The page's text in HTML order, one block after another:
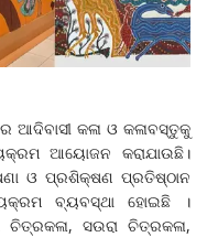
ଆଦିବାସୀ କଳା ଓ କଳାବସ୍ତୁକୁ
ଆୟୋଜନ କରାଯାଉଛି।
ଓ ପ୍ରଶିକ୍ଷଣ ପ୍ରତିଷ୍ଠାନ
ବ୍ୟବସ୍ଥା ହୋଇଛି ।
ଚିତ୍ରକଳା, ସଉରା ଚିତ୍ରକଳା,